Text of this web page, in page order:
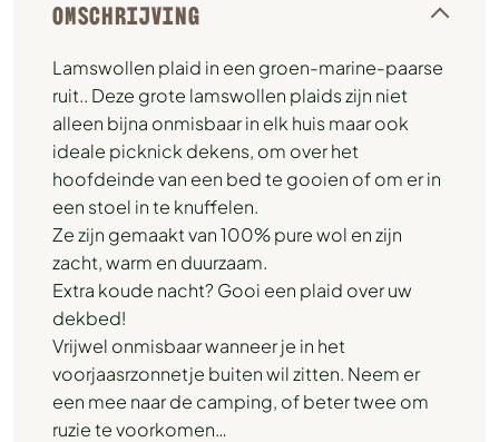
OMSCHRIJVING
Lamswollen plaid in een groen-marine-paarse
ruit.. Deze grote lamswollen plaids zijn niet
alleen bijna onmisbaar in elk huis maar ook
ideale picknick dekens, om over het
hoofdeinde van een bed te gooien of om er in
een stoel in te knuffelen.
Ze zijn gemaakt van 100% pure wol en zijn
zacht, warm en duurzaam.
Extra koude nacht? Gooi een plaid over uw
dekbed!
Vrijwel onmisbaar wanneer je in het
voorjaasrzonnetje buiten wil zitten. Neem er
een mee naar de camping, of beter twee om
ruzie te voorkomen…